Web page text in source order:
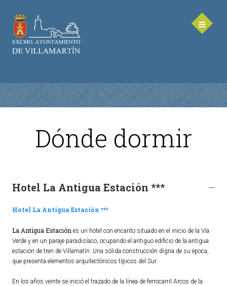
AYUNTAMIENTO
Corporación Municipal - Legislatura 2023-2027
Delegaciones Municipales
Ordenanzas Municipales
Servicios Municipales
Dónde dormir
Hotel La Antigua Estación ***
Hotel La Antigua Estación ***
La Antigua Estación es un hotel con encanto situado en el inicio de la Vía
Verde y en un paraje paradisíaco, ocupando el antiguo edificio de la antigua
estación de tren de Villamatín. Una sólida construcción digna de su época,
que presenta elementos arquitectónicos típicos del Sur.
En los años veinte se inició el trazado de la línea de ferrocarril Arcos de la